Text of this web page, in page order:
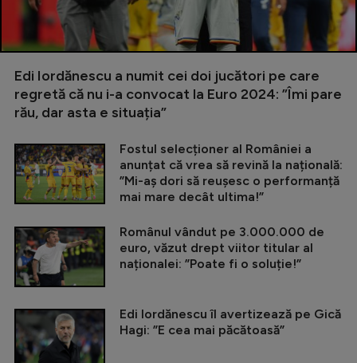
Edi Iordănescu a numit cei doi jucători pe care
regretă că nu i-a convocat la Euro 2024: ”Îmi pare
rău, dar asta e situația”
Fostul selecționer al României a
anunțat că vrea să revină la națională:
”Mi-aș dori să reușesc o performanță
mai mare decât ultima!”
Românul vândut pe 3.000.000 de
euro, văzut drept viitor titular al
naționalei: ”Poate fi o soluție!”
Edi Iordănescu îl avertizează pe Gică
Hagi: ”E cea mai păcătoasă”